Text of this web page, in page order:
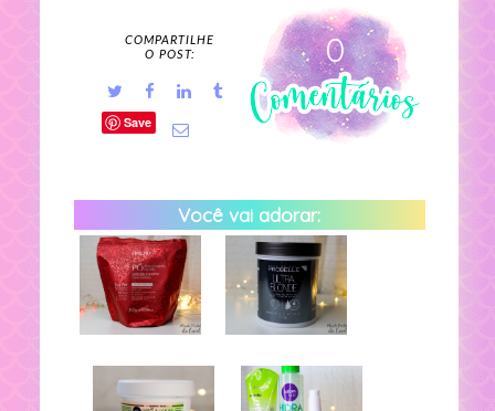
0
COMPARTILHE
O POST:
Save
Você vai adorar: